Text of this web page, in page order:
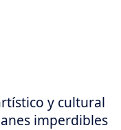
y cultural
imperdibles